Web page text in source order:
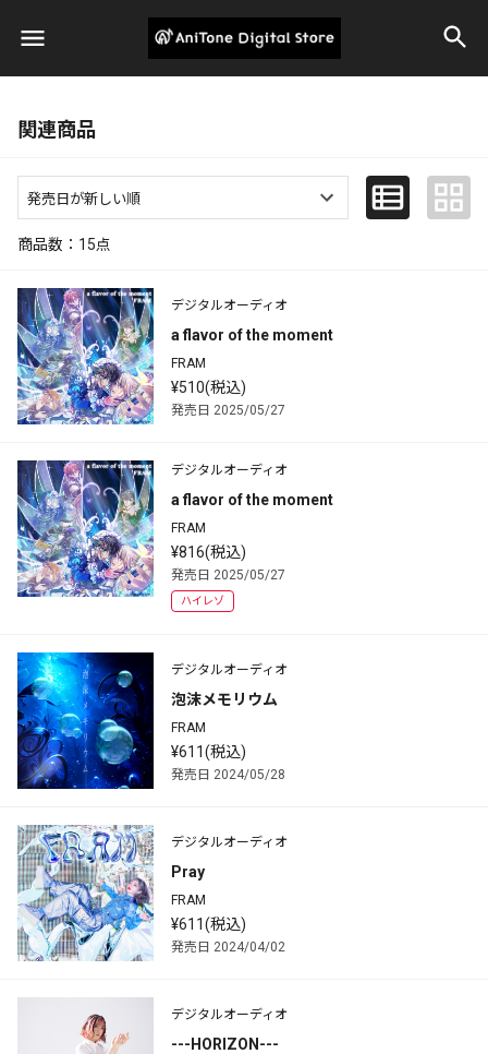
関連商品
商品数： 15点
デジタルオーディオ
a flavor of the moment
FRAM
¥510(税込)
発売日 2025/05/27
デジタルオーディオ
a flavor of the moment
FRAM
¥816(税込)
発売日 2025/05/27
ハイレゾ
デジタルオーディオ
泡沫メモリウム
FRAM
¥611(税込)
発売日 2024/05/28
デジタルオーディオ
Pray
FRAM
¥611(税込)
発売日 2024/04/02
デジタルオーディオ
---HORIZON---